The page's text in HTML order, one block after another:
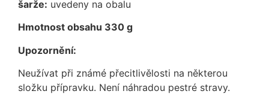
šarže: uvedeny na obalu
Hmotnost obsahu 330 g
Upozornění:
Neužívat při známé přecitlivělosti na některou
složku přípravku. Není náhradou pestré stravy.